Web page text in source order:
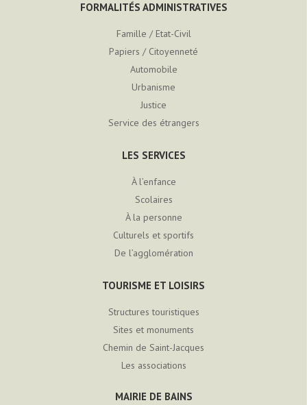
FORMALITÉS ADMINISTRATIVES
Famille / Etat-Civil
Papiers / Citoyenneté
Automobile
Urbanisme
Justice
Service des étrangers
LES SERVICES
À l’enfance
Scolaires
À la personne
Culturels et sportifs
De l’agglomération
TOURISME ET LOISIRS
Structures touristiques
Sites et monuments
Chemin de Saint-Jacques
Les associations
MAIRIE DE BAINS